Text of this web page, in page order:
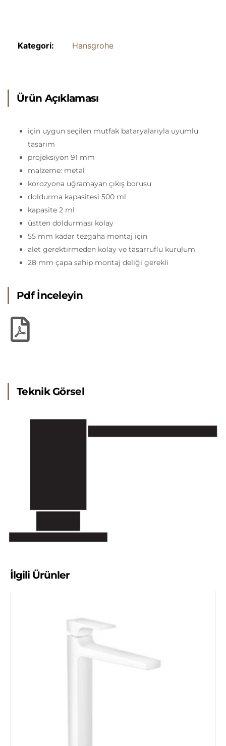
Kategori: Hansgrohe
Ürün Açıklaması
için uygun seçilen mutfak bataryalarıyla uyumlu
tasarım
projeksiyon 91 mm
malzeme: metal
korozyona uğramayan çıkış borusu
doldurma kapasitesi 500 ml
kapasite 2 ml
üstten doldurması kolay
55 mm kadar tezgaha montaj için
alet gerektirmeden kolay ve tasarruflu kurulum
28 mm çapa sahip montaj deliği gerekli
Pdf İnceleyin
Teknik Görsel
İlgili Ürünler